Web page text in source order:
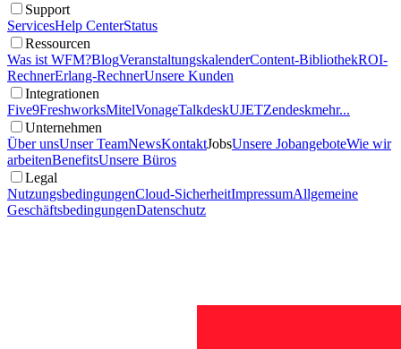
Support
ServicesHelp CenterStatus
Ressourcen
Was ist WFM?BlogVeranstaltungskalenderContent-BibliothekROI-
RechnerErlang-RechnerUnsere Kunden
Integrationen
Five9FreshworksMitelVonageTalkdeskUJETZendeskmehr...
Unternehmen
Über unsUnser TeamNewsKontaktJobsUnsere JobangeboteWie wir
arbeitenBenefitsUnsere Büros
Legal
NutzungsbedingungenCloud-SicherheitImpressumAllgemeine
GeschäftsbedingungenDatenschutz